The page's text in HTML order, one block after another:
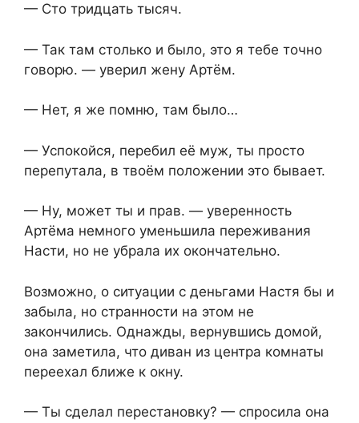
— Сто тридцать тысяч.
— Так там столько и было, это я тебе точно
говорю. — уверил жену Артём.
— Нет, я же помню, там было…
— Успокойся, перебил её муж, ты просто
перепутала, в твоём положении это бывает.
— Ну, может ты и прав. — уверенность
Артёма немного уменьшила переживания
Насти, но не убрала их окончательно.
Возможно, о ситуации с деньгами Настя бы и
забыла, но странности на этом не
закончились. Однажды, вернувшись домой,
она заметила, что диван из центра комнаты
переехал ближе к окну.
— Ты сделал перестановку? — спросила она